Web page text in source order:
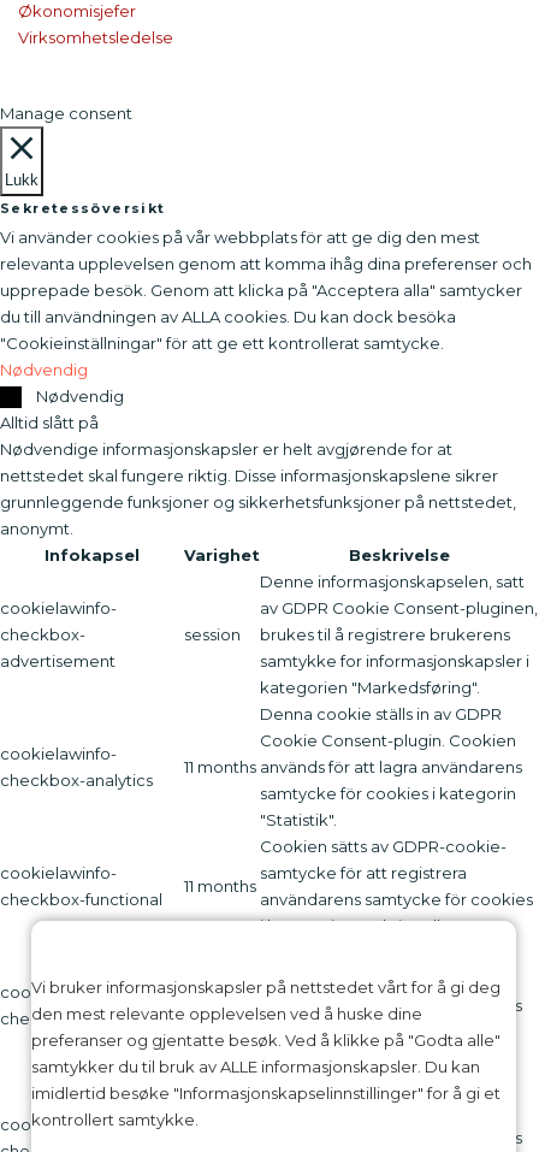
Økonomisjefer
Virksomhetsledelse
Vi bruker informasjonskapsler på nettstedet vårt for å gi deg
den mest relevante opplevelsen ved å huske dine
preferanser og gjentatte besøk. Ved å klikke på "Godta alle"
samtykker du til bruk av ALLE informasjonskapsler. Du kan
imidlertid besøke "Informasjonskapselinnstillinger" for å gi et
kontrollert samtykke.
Manage consent
Lukk
Sekretessöversikt
Vi använder cookies på vår webbplats för att ge dig den mest
relevanta upplevelsen genom att komma ihåg dina preferenser och
upprepade besök. Genom att klicka på "Acceptera alla" samtycker
du till användningen av ALLA cookies. Du kan dock besöka
"Cookieinställningar" för att ge ett kontrollerat samtycke.
Nødvendig
Nødvendig
Alltid slått på
Nødvendige informasjonskapsler er helt avgjørende for at
nettstedet skal fungere riktig. Disse informasjonskapslene sikrer
grunnleggende funksjoner og sikkerhetsfunksjoner på nettstedet,
anonymt.
Infokapsel
Varighet Beskrivelse
cookielawinfo-
checkbox-
advertisement
session
Denne informasjonskapselen, satt
av GDPR Cookie Consent-pluginen,
brukes til å registrere brukerens
samtykke for informasjonskapsler i
kategorien "Markedsføring".
cookielawinfo-
checkbox-analytics
11 months
Denna cookie ställs in av GDPR
Cookie Consent-plugin. Cookien
används för att lagra användarens
samtycke för cookies i kategorin
"Statistik".
cookielawinfo-
checkbox-functional
11 months
Cookien sätts av GDPR-cookie-
samtycke för att registrera
användarens samtycke för cookies
i kategorin "Funktionell".
cookielawinfo-
checkbox-necessary
11 months
Cookie Consent-plugin. Cookies
används för att lagra användarens
samtycke för cookies i kategorin
"Nödvändigt".
cookielawinfo-
Denna cookie ställs in av GDPR
används för att lagra användarens